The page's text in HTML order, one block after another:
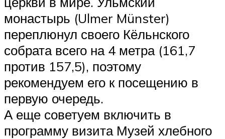
монастырь (Ulmer Münster)
переплюнул своего Кёльнского
собрата всего на 4 метра (161,7
против 157,5), поэтому
рекомендуем его к посещению в
первую очередь.
А еще советуем включить в
программу визита Музей хлебного